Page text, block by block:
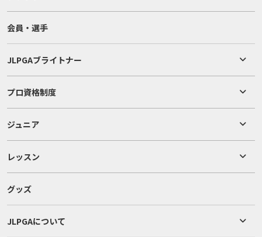
会員・選手
JLPGAブライトナー
プロ資格制度
ジュニア
レッスン
グッズ
JLPGAについて